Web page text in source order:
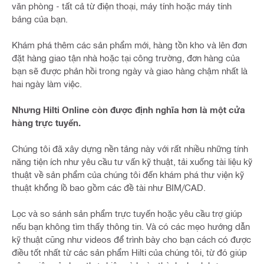
văn phòng - tất cả từ điện thoại, máy tính hoặc máy tính
bảng của bạn.
Khám phá thêm các sản phẩm mới, hàng tồn kho và lên đơn
đặt hàng giao tận nhà hoặc tại công trường, đơn hàng của
bạn sẽ được phản hồi trong ngày và giao hàng chậm nhất là
hai ngày làm việc.
Nhưng Hilti Online còn được định nghĩa hơn là một cửa
hàng trực tuyến.
Chúng tôi đã xây dựng nền tảng này với rất nhiều những tính
năng tiện ích như yêu cầu tư vấn kỹ thuật, tải xuống tài liệu kỹ
thuật về sản phẩm của chúng tôi đến khám phá thư viện kỹ
thuật khổng lồ bao gồm các đề tài như BIM/CAD.
Lọc và so sánh sản phẩm trực tuyến hoặc yêu cầu trợ giúp
nếu bạn không tìm thấy thông tin. Và có các mẹo hướng dẫn
kỹ thuật cũng như videos để trình bày cho bạn cách có được
điều tốt nhất từ các sản phẩm Hilti của chúng tôi, từ đó giúp